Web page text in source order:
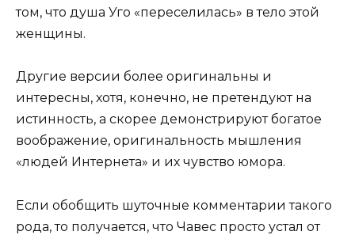
том, что душа Уго «переселилась» в тело этой
женщины.
Другие версии более оригинальны и
интересны, хотя, конечно, не претендуют на
истинность, а скорее демонстрируют богатое
воображение, оригинальность мышления
«людей Интернета» и их чувство юмора.
Если обобщить шуточные комментарии такого
рода, то получается, что Чавес просто устал от